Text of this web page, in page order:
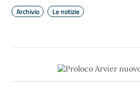
Archivio
Le notizie